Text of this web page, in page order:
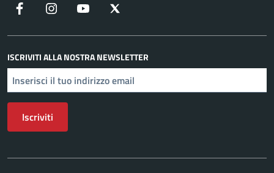
Facebook Instagram YouTube
ISCRIVITI ALLA NOSTRA NEWSLETTER